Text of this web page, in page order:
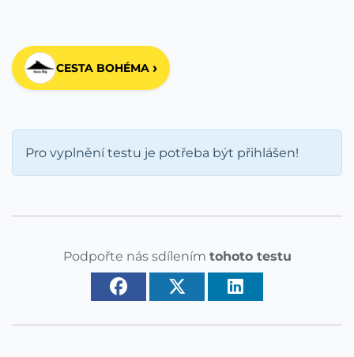
CESTA BOHÉMA ›
Pro vyplnění testu je potřeba být přihlášen!
Podpořte nás sdílením tohoto testu